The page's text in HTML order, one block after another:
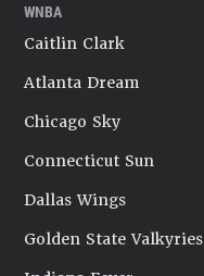
WNBA
Caitlin Clark
Atlanta Dream
Chicago Sky
Connecticut Sun
Dallas Wings
Golden State Valkyries